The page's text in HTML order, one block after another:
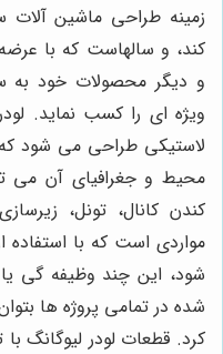
زمینه طراحی ماشین آلات
کند، و سالهاست که با
و دیگر محصولات خود به
ویژه ای را کسب نماید.
لاستیکی طراحی می شود
محیط و جغرافیای آن می
کندن کانال، تونل،
مواردی است که با
شود، این چند وظیفه گی یا
شده در تمامی پروژه ها
کرد. قطعات لودر لیوگانگ